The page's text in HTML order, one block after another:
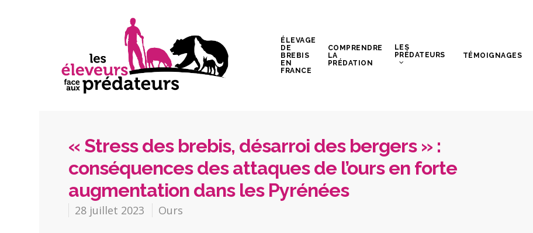
ÉLEVAGE
DE
BREBIS
EN
FRANCE
COMPRENDRE
LA
PRÉDATION
LES
PRÉDATEURS
TÉMOIGNAGES
« Stress des brebis, désarroi des bergers » :
conséquences des attaques de l’ours en forte
augmentation dans les Pyrénées
28 juillet 2023 Ours